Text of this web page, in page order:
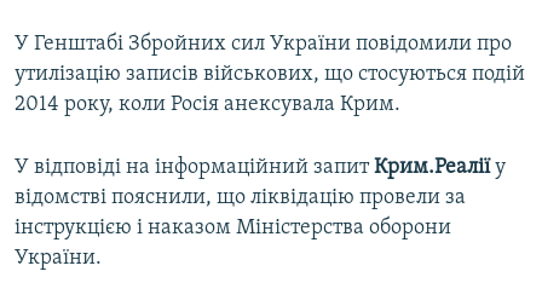
Усі сайти RFE/RL
У Генштабі Збройних сил України повідомили про
утилізацію записів військових, що стосуються подій
2014 року, коли Росія анексувала Крим.
У відповіді на інформаційний запитКрим.Реаліїу
відомстві пояснили, що ліквідацію провели за
інструкцією і наказом Міністерства оборони
України.